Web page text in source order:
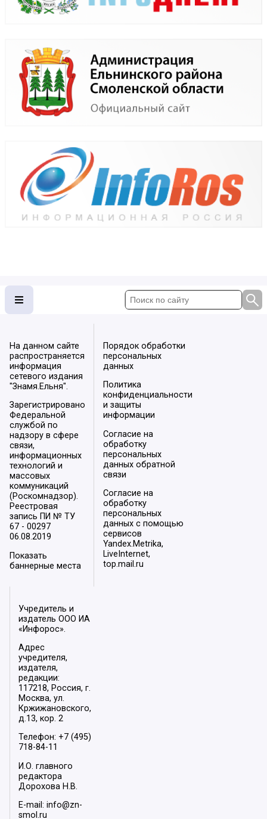
На данном сайте
распространяется
информация
сетевого издания
"Знамя.Ельня".
Зарегистрировано
Федеральной
службой по
надзору в сфере
связи,
информационных
технологий и
массовых
коммуникаций
(Роскомнадзор).
Реестровая
запись ПИ № ТУ
67 - 00297
06.08.2019
Показать
баннерные места
Порядок обработки
персональных
данных
Политика
конфиденциальности
и защиты
информации
Согласие на
обработку
персональных
данных обратной
связи
Согласие на
обработку
персональных
данных с помощью
сервисов
Yandex.Metrika,
LiveInternet,
top.mail.ru
Учредитель и
издатель ООО ИА
«Инфорос».
Адрес
учредителя,
издателя,
редакции:
117218, Россия, г.
Москва, ул.
Кржижановского,
д.13, кор. 2
Телефон: +7 (495)
718-84-11
И.О. главного
редактора
Дорохова Н.В.
E-mail: info@zn-
smol.ru